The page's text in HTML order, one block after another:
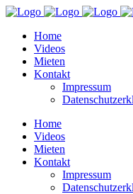
Home
Videos
Mieten
Kontakt
Impressum
Home
Videos
Mieten
Kontakt
Impressum